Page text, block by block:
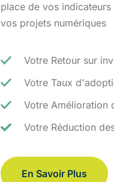
place de vos indicateurs
vos projets numériques
Votre Retour sur
Votre Taux
Votre Amélioration
Votre Réduction
En Savoir Plus